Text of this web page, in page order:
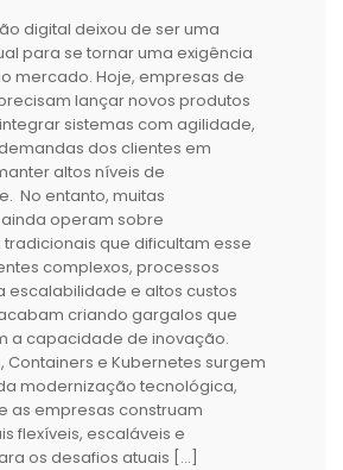
digital deixou de ser uma
para se tornar uma exigência
mercado. Hoje, empresas de
lançar novos produtos
sistemas com agilidade,
dos clientes em
altos níveis de
No entanto, muitas
operam sobre
que dificultam esse
complexos, processos
escalabilidade e altos custos
criando gargalos que
a capacidade de inovação.
Containers e Kubernetes surgem
modernização tecnológica,
as empresas construam
flexíveis, escaláveis e
os desafios atuais […]